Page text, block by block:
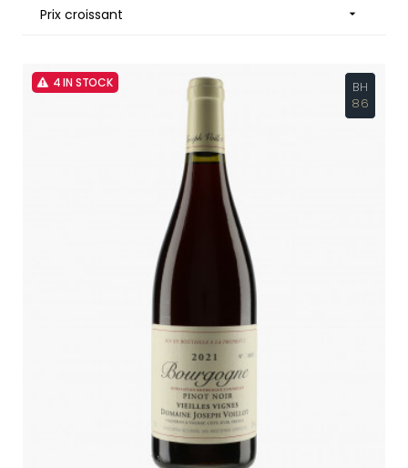
Prix croissant 
4 IN STOCK
BH
86